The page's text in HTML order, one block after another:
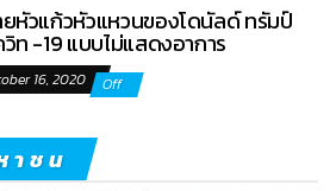
หัวแก้วหัวแหวนของโดนัลด์ ทรัมป์
ท -19 แบบไม่แสดงอาการ
16, 2020 Off
าชน